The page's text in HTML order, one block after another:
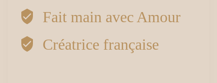
Fait main avec Amour
Créatrice française